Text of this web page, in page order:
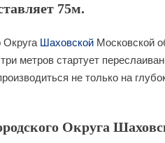
75м.
Шаховской Московской
метров стартует
не только на
Округа